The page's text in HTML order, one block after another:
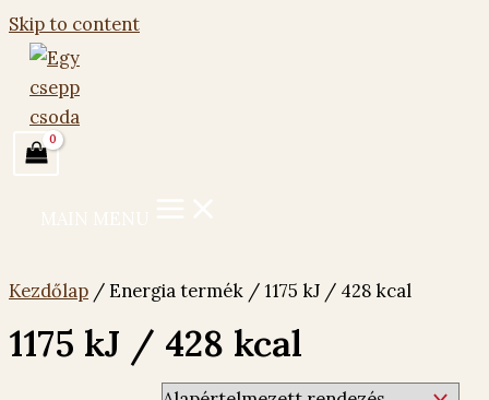
Skip to content
Kezdőlap / Energia termék / 1175 kJ / 428 kcal
1175 kJ / 428 kcal